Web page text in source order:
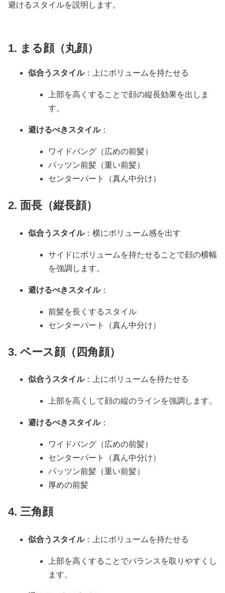
避けるスタイルを説明します。
1. まる顔（丸顔）
似合うスタイル：上にボリュームを持たせる
上部を高くすることで顔の縦長効果を出しま
す。
避けるべきスタイル：
ワイドバング（広めの前髪）
パッツン前髪（重い前髪）
センターパート（真ん中分け）
2. 面長（縦長顔）
似合うスタイル：横にボリューム感を出す
サイドにボリュームを持たせることで顔の横幅
を強調します。
避けるべきスタイル：
前髪を長くするスタイル
センターパート（真ん中分け）
3. ベース顔（四角顔）
似合うスタイル：上にボリュームを持たせる
上部を高くして顔の縦のラインを強調します。
避けるべきスタイル：
ワイドバング（広めの前髪）
センターパート（真ん中分け）
パッツン前髪（重い前髪）
厚めの前髪
4. 三角顔
似合うスタイル：上にボリュームを持たせる
上部を高くすることでバランスを取りやすくし
ます。